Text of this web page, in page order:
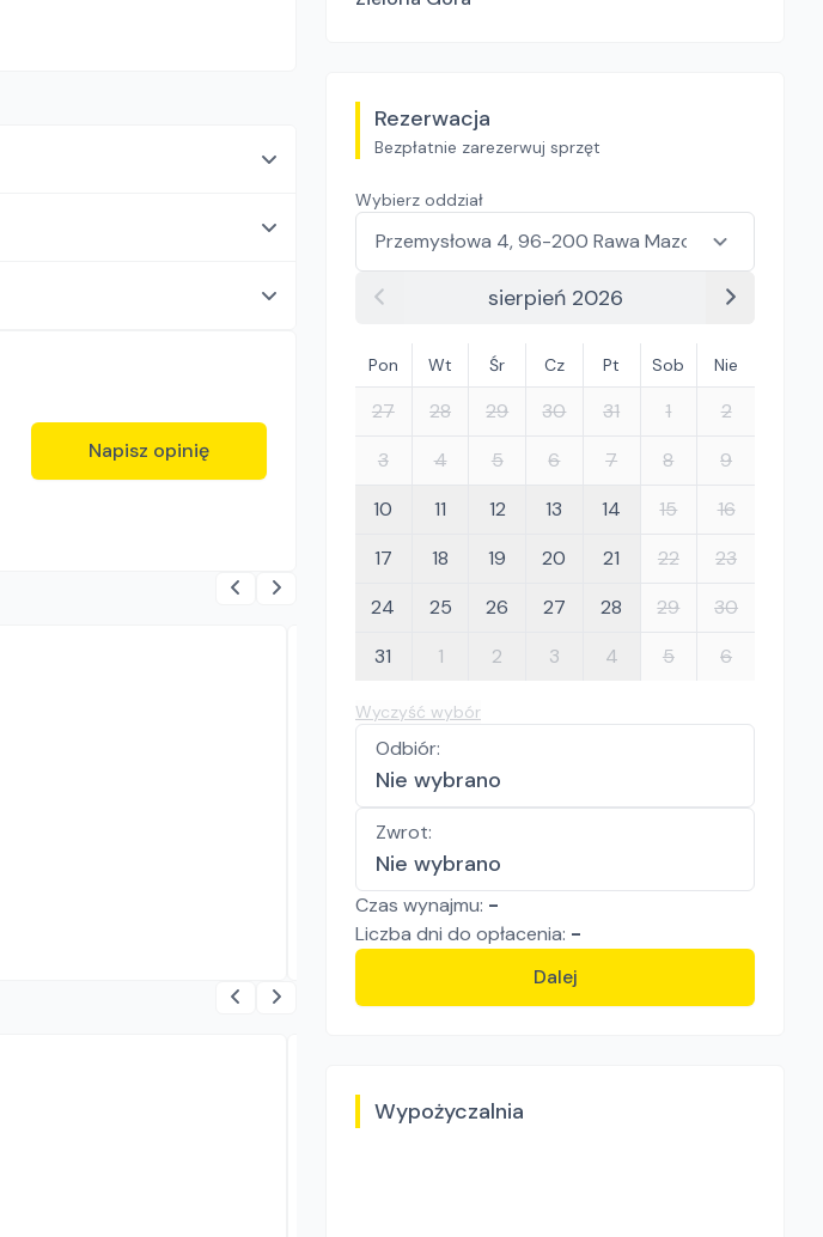
Rezerwacja
Bezpłatnie zarezerwuj sprzęt
Wybierz oddział
sierpień 2026
Pon Wt Śr Cz Pt Sob Nie
27 28 29 30 31 1
2
3
4 5 6 7 8
9
10
11 12 13 14 15
16
17
18 19 20 21 22
23
24
25 26 27 28 29
30
31
1 2 3 4 5 6
Wyczyść wybór
Odbiór:
Nie wybrano
Zwrot:
Nie wybrano
Czas wynajmu: -
Liczba dni do opłacenia: -
Dalej
Wypożyczalnia
Napisz opinię
Inkop RS sp. z o.o.
Komatsu PC14
Minikoparki
430.50zł/dzień
Kraków